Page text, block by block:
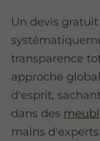
Un devis
transparence
approche
d'esprit,
dans des
mains